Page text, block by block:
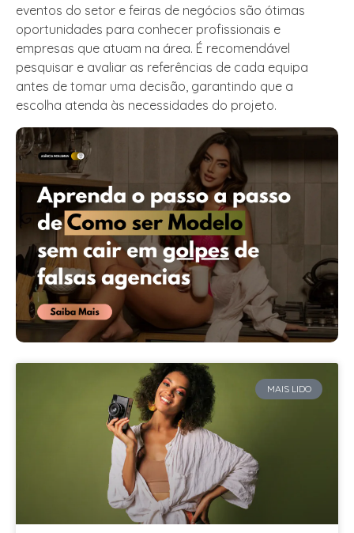
eventos do setor e feiras de negócios são ótimas
oportunidades para conhecer profissionais e
empresas que atuam na área. É recomendável
pesquisar e avaliar as referências de cada equipa
antes de tomar uma decisão, garantindo que a
escolha atenda às necessidades do projeto.
MAIS LIDO